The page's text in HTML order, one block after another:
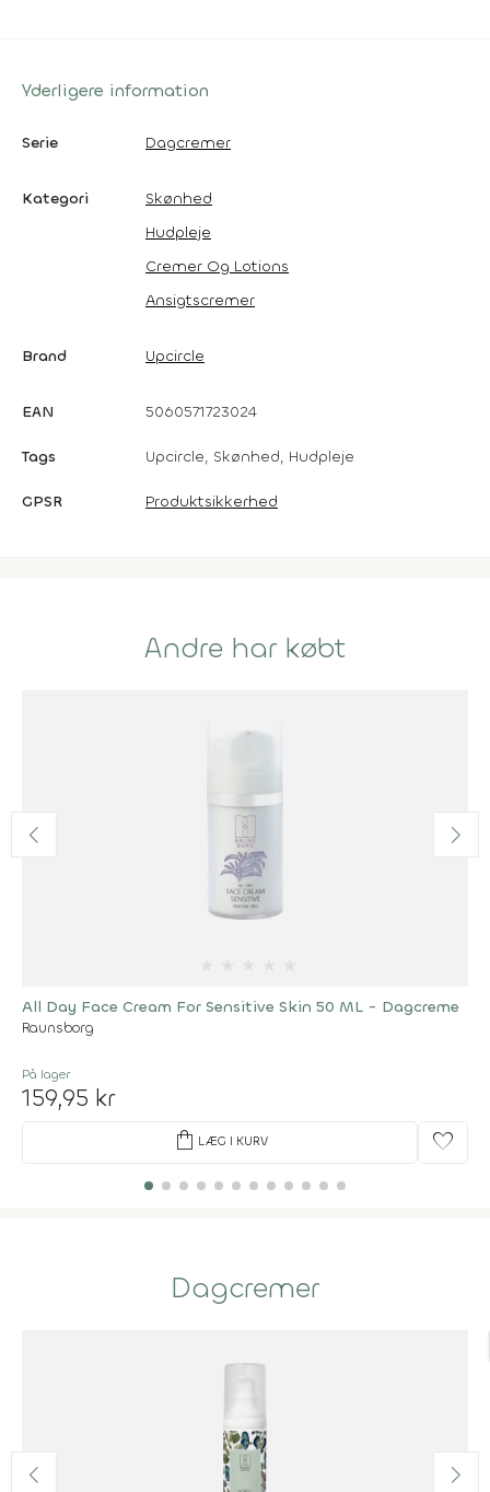
Yderligere information
Serie Dagcremer
Kategori
Skønhed
Hudpleje
Cremer Og Lotions
Ansigtscremer
Brand Upcircle
EAN 5060571723024
Tags Upcircle, Skønhed, Hudpleje
GPSR Produktsikkerhed
Andre har købt
All Day Face Cream For Sensitive Skin 50 ML - Dagcreme
Raunsborg
På lager
159,95 kr
shopping_bag LÆG I KURV favorite
Dagcremer